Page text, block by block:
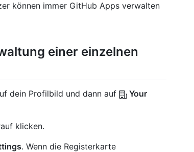
können immer GitHub Apps verwalten
einer einzelnen
dein Profilbild und dann auf
Your
klicken.
. Wenn die Registerkarte